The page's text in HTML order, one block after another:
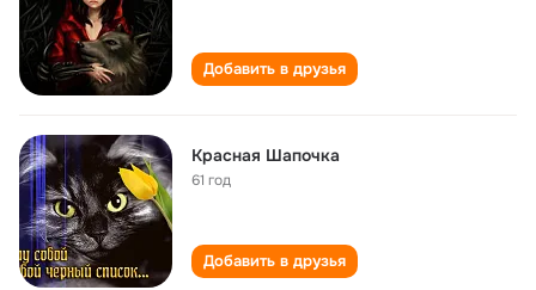
Добавить в друзья
Красная Шапочка
61 год
Добавить в друзья